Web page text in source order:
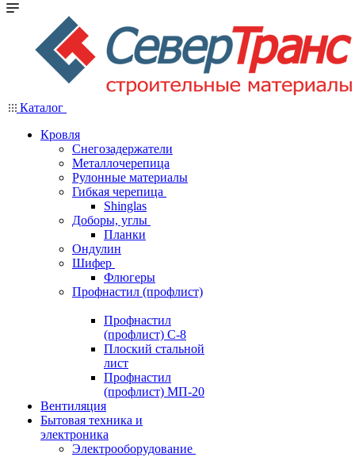
Каталог
Кровля
Снегозадержатели
Металлочерепица
Рулонные материалы
Гибкая черепица
Shinglas
Доборы, углы
Планки
Ондулин
Шифер
Флюгеры
Профнастил (профлист)
Профнастил
(профлист) С-8
Плоский стальной
лист
Профнастил
(профлист) МП-20
Вентиляция
Бытовая техника и
электроника
Электрооборудование